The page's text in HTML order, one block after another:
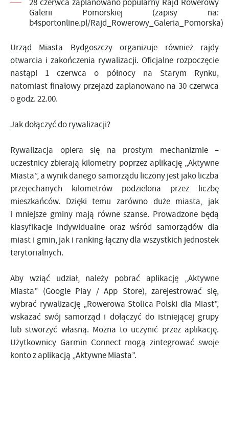
28 czerwca zaplanowano popularny Rajd Rowerowy
Galerii Pomorskiej (zapisy na:
b4sportonline.pl/Rajd_Rowerowy_Galeria_Pomorska)
Urząd Miasta Bydgoszczy organizuje również rajdy
otwarcia i zakończenia rywalizacji. Oficjalne rozpoczęcie
nastąpi 1 czerwca o północy na Starym Rynku,
natomiast finałowy przejazd zaplanowano na 30 czerwca
o godz. 22.00.
Jak dołączyć do rywalizacji?
Rywalizacja opiera się na prostym mechanizmie –
uczestnicy zbierają kilometry poprzez aplikację „Aktywne
Miasta”, a wynik danego samorządu liczony jest jako liczba
przejechanych kilometrów podzielona przez liczbę
mieszkańców. Dzięki temu zarówno duże miasta, jak
i mniejsze gminy mają równe szanse. Prowadzone będą
klasyfikacje indywidualne oraz wśród samorządów dla
miast i gmin, jak i ranking łączny dla wszystkich jednostek
terytorialnych.
Aby wziąć udział, należy pobrać aplikację „Aktywne
Miasta” (Google Play / App Store), zarejestrować się,
wybrać rywalizację „Rowerowa Stolica Polski dla Miast”,
wskazać swój samorząd i dołączyć do istniejącej grupy
lub stworzyć własną. Można to uczynić przez aplikację.
Użytkownicy Garmin Connect mogą zintegrować swoje
konto z aplikacją „Aktywne Miasta”.